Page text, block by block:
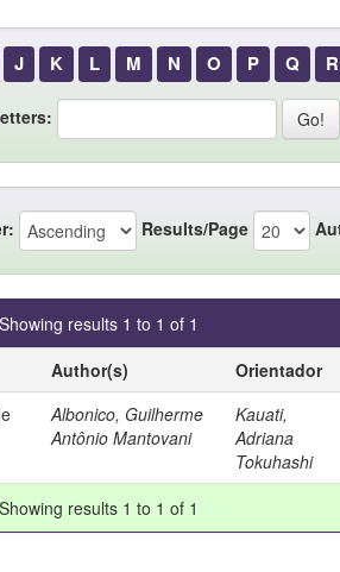
J K L M N O P Q R
Results/Page
Showing results 1 to 1 of 1
Author(s) Orientador
Albonico, Guilherme
Antônio Mantovani
Kauati,
Adriana
Tokuhashi
Showing results 1 to 1 of 1